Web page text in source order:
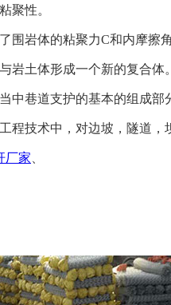
聚性。
围岩体的粘聚力C和内摩擦
岩土体形成一个新的复合
中巷道支护的基本的组成
程技术中，对边坡，隧道，
厂家